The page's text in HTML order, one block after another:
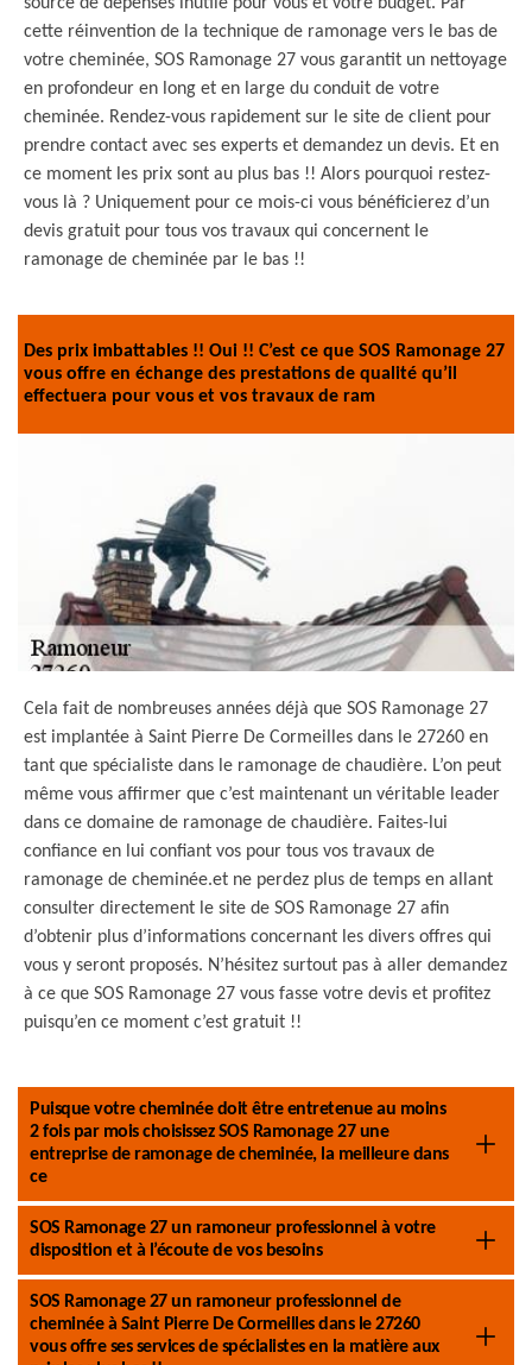
cette réinvention de la technique de ramonage vers le bas de
votre cheminée, SOS Ramonage 27 vous garantit un nettoyage
en profondeur en long et en large du conduit de votre
cheminée. Rendez-vous rapidement sur le site de client pour
prendre contact avec ses experts et demandez un devis. Et en
ce moment les prix sont au plus bas !! Alors pourquoi restez-
vous là ? Uniquement pour ce mois-ci vous bénéficierez d’un
devis gratuit pour tous vos travaux qui concernent le
ramonage de cheminée par le bas !!
Des prix imbattables !! Oui !! C’est ce que SOS Ramonage 27
vous offre en échange des prestations de qualité qu’il
effectuera pour vous et vos travaux de ram
Cela fait de nombreuses années déjà que SOS Ramonage 27
est implantée à Saint Pierre De Cormeilles dans le 27260 en
tant que spécialiste dans le ramonage de chaudière. L’on peut
même vous affirmer que c’est maintenant un véritable leader
dans ce domaine de ramonage de chaudière. Faites-lui
confiance en lui confiant vos pour tous vos travaux de
ramonage de cheminée.et ne perdez plus de temps en allant
consulter directement le site de SOS Ramonage 27 afin
d’obtenir plus d’informations concernant les divers offres qui
vous y seront proposés. N’hésitez surtout pas à aller demandez
à ce que SOS Ramonage 27 vous fasse votre devis et profitez
puisqu’en ce moment c’est gratuit !!
Puisque votre cheminée doit être entretenue au moins
2 fois par mois choisissez SOS Ramonage 27 une
entreprise de ramonage de cheminée, la meilleure dans
ce
SOS Ramonage 27 un ramoneur professionnel à votre
disposition et à l’écoute de vos besoins
SOS Ramonage 27 un ramoneur professionnel de
cheminée à Saint Pierre De Cormeilles dans le 27260
vous offre ses services de spécialistes en la matière aux